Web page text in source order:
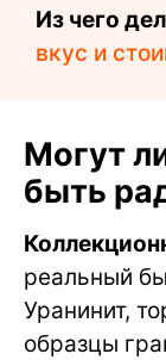
Из чего
вкус и
Могут
быть
реальный
Уранинит,
образцы